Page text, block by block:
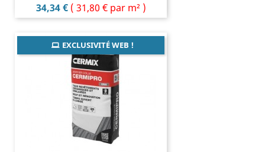
Prix
34,34 € ( 31,80 € par m² )
EXCLUSIVITÉ WEB !